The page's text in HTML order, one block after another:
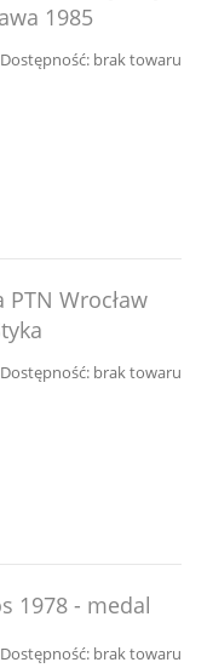
1985
Dostępność: brak towaru
Wrocław
Dostępność: brak towaru
1978 - medal
Dostępność: brak towaru